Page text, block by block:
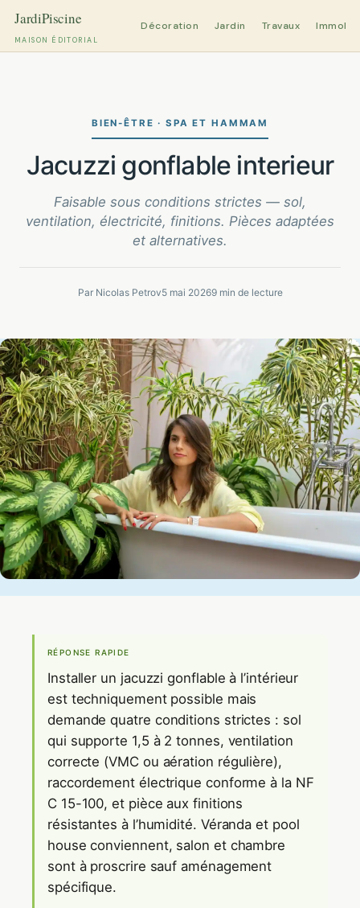
MAISON ÉDITORIAL
Décoration Jardin Travaux
BIEN-ÊTRE · SPA ET HAMMAM
jacuzzi gonflable interieur
Faisable sous conditions strictes — sol,
ventilation, électricité, finitions. Pièces adaptées
et alternatives.
Par Nicolas Petrov5 mai 20269 min de lecture
RÉPONSE RAPIDE
Installer un jacuzzi gonflable à l’intérieur
est techniquement possible mais
demande quatre conditions strictes : sol
qui supporte 1,5 à 2 tonnes, ventilation
correcte (VMC ou aération régulière),
raccordement électrique conforme à la NF
C 15-100, et pièce aux finitions
résistantes à l’humidité. Véranda et pool
house conviennent, salon et chambre
sont à proscrire sauf aménagement
spécifique.